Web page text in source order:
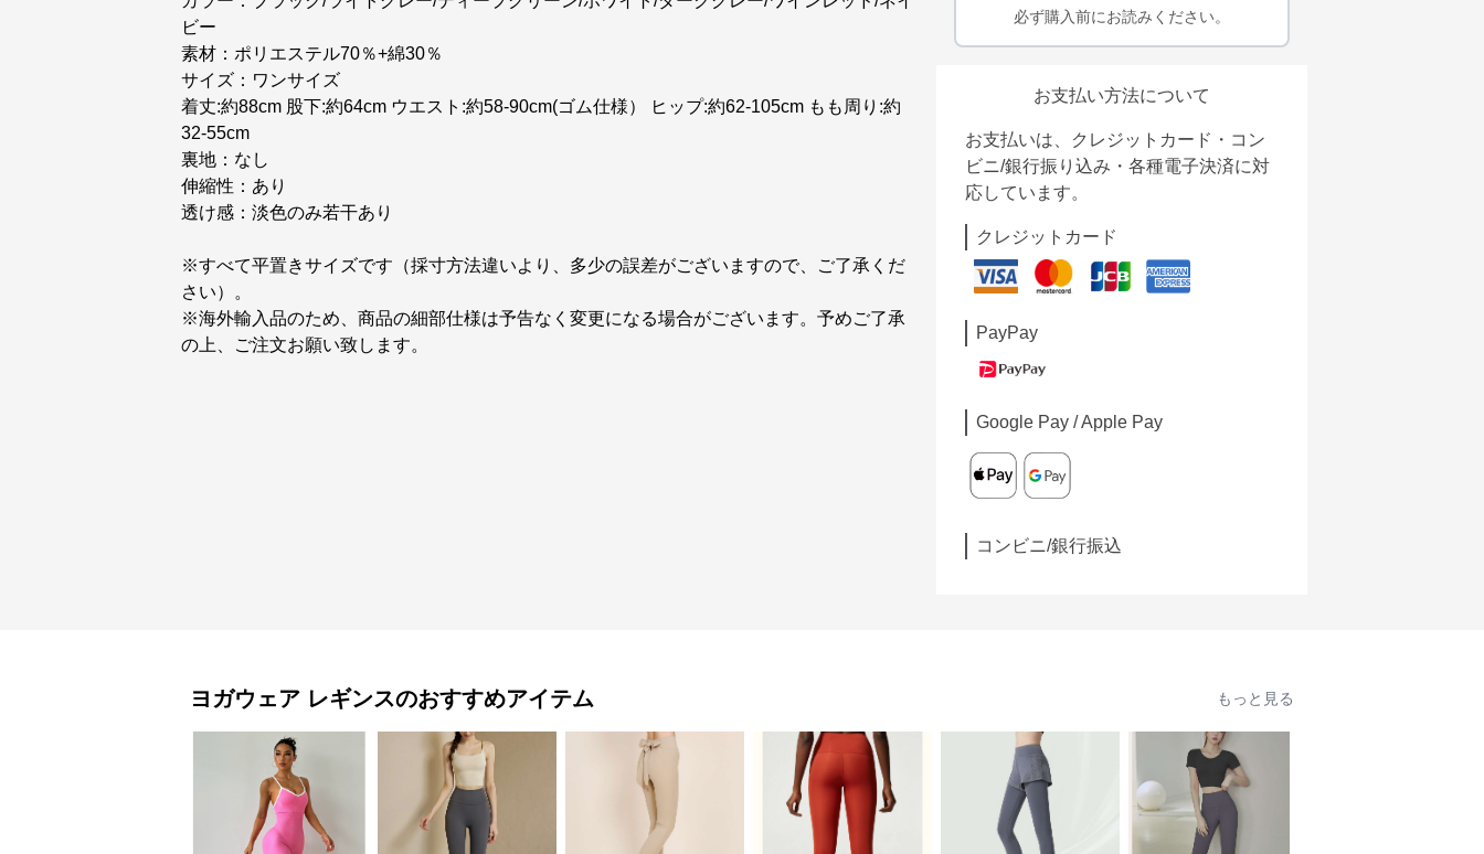
ビー
素材：ポリエステル70％+綿30％
サイズ：ワンサイズ
着丈:約88cm 股下:約64cm ウエスト:約58-90cm(ゴム仕様） ヒップ:約62-105cm もも周り:約
32-55cm
裏地：なし
伸縮性：あり
透け感：淡色のみ若干あり
※すべて平置きサイズです（採寸方法違いより、多少の誤差がございますので、ご了承くだ
さい）。
※海外輸入品のため、商品の細部仕様は予告なく変更になる場合がございます。予めご了承
の上、ご注文お願い致します。
必ず購入前にお読みください。
お支払い方法について
お支払いは、クレジットカード・コン
ビニ/銀行振り込み・各種電子決済に対
応しています。
クレジットカード
PayPay
Google Pay / Apple Pay
コンビニ/銀行振込
ヨガウェア レギンスのおすすめアイテム もっと見る